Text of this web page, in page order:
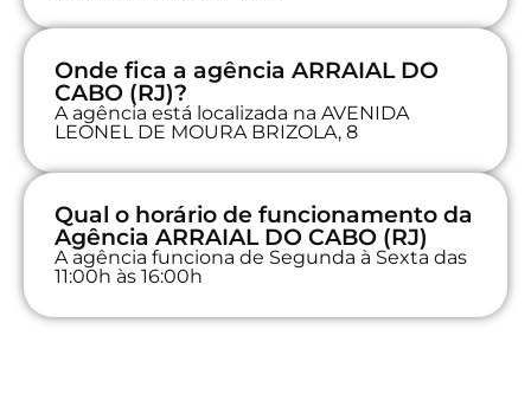
Onde fica a agência ARRAIAL DO
CABO (RJ)?
A agência está localizada na AVENIDA
LEONEL DE MOURA BRIZOLA, 8
Qual o horário de funcionamento da
Agência ARRAIAL DO CABO (RJ)
A agência funciona de Segunda à Sexta das
11:00h às 16:00h